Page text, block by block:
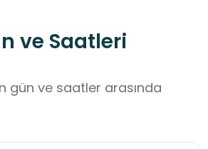
ve Saatleri
gün ve saatler arasında